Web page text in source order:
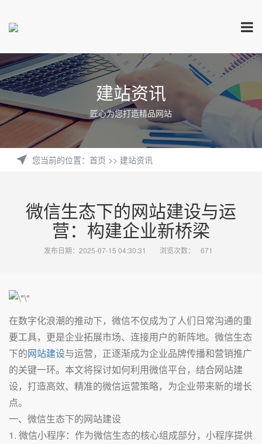
建站资讯
匠心为您打造精品网站
您当前的位置： 首页 >> 建站资讯
微信生态下的网站建设与运
营：构建企业新桥梁
发布日期：2025-07-15 04:30:31 浏览次数： 671
在数字化浪潮的推动下，微信不仅成为了人们日常沟通的重
要工具，更是企业拓展市场、连接用户的新阵地。微信生态
下的网站建设与运营，正逐渐成为企业品牌传播和营销推广
的关键一环。本文将探讨如何利用微信平台，结合网站建
设，打造高效、精准的微信运营策略，为企业带来新的增长
点。
一、微信生态下的网站建设
1. 微信小程序：作为微信生态的核心组成部分，小程序提供